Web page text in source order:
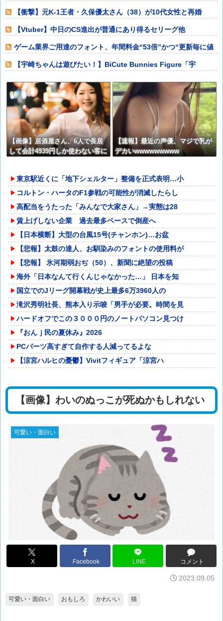
【衝撃】元K-1王者・久保優太さん（38）が10代女性と再婚
「色々言われ
【Vtuber】中日のCS進出が普通にあり得るセリーグ他
ゲーム業界ご用達のフォント、年間料金“53倍”かつ“更新毎に値
上げ”のあ
【宇崎ちゃんは遊びたい！】BiCute Bunnies Figure「宇
【画像】居酒屋さん、6人で長居
して会計4939円しか使わない客に
【速報】最近の声優、マジで乳が
デカいwwwwwwwww
東京駅近くに「地下シェルター」整備を正式表明…小
コルトン・ハータのF1参戦の可能性が消滅したらし
高配当をうたった「みんなで大家さん」→実態は28
賃上げしない企業 過去最多ペースで倒産へ
【日本横断】大型の台風15号(チャンホン)…お盆
【悲報】太鼓の達人、お馴染みのフォントの使用料が
【悲報】 氷河期弱おぢ（50）、新聞に絶望の投稿
海外「日本なんて行くんじゃなかった…」 日本を知
国立でのJリーグ開幕戦が史上最多6万3960人の
滝沢秀明社長、熊本入り示唆「男手が必要。時間を見
ハードオフでこの３０００円のノートパソコン見つけ
『おんｊ民の夏休み』2026
PCパーツ高すぎて自作する人減ってるよな
【涼宮ハルヒの憂鬱】Vivitフィギュア「涼宮ハ
【画像】わいのぬっこが死ぬかもしれない
可愛い・面白い
X Facebook LINE コメント
2023.09.05
可愛い・面白い おもしろ かわいい 猫